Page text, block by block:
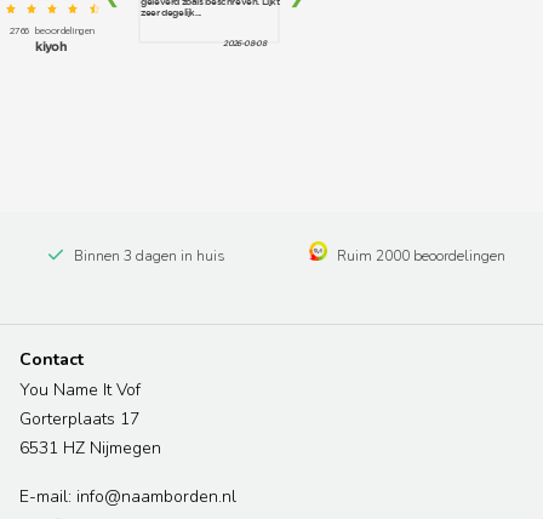
Binnen 3 dagen in huis Ruim 2000 beoordelingen
Contact
You Name It Vof
Gorterplaats 17
6531 HZ Nijmegen
E-mail: info@naamborden.nl